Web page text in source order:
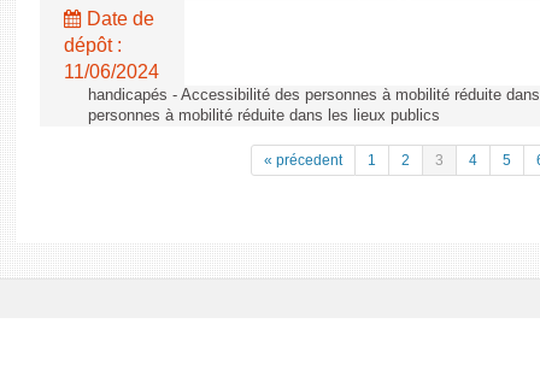
Date de
dépôt :
11/06/2024
handicapés - Accessibilité des personnes à mobilité réduite
personnes à mobilité réduite dans les lieux publics
« précedent 1 2 3 4 5